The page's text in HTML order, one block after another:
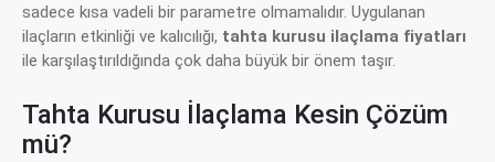
sadece kısa vadeli bir parametre olmamalıdır. Uygulanan
ilaçların etkinliği ve kalıcılığı, tahta kurusu ilaçlama fiyatları
ile karşılaştırıldığında çok daha büyük bir önem taşır.
Tahta Kurusu İlaçlama Kesin Çözüm
mü?